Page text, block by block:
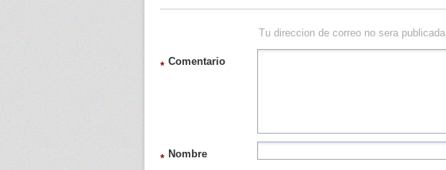
Tu direccion de correo no sera
Comentario
*
Nombre
*